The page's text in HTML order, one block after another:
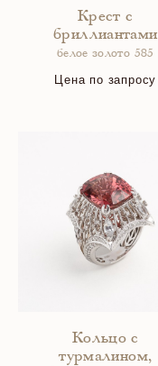
Крест с
бриллиантами
белое золото 585
Цена по запросу
Кольцо с
турмалином,